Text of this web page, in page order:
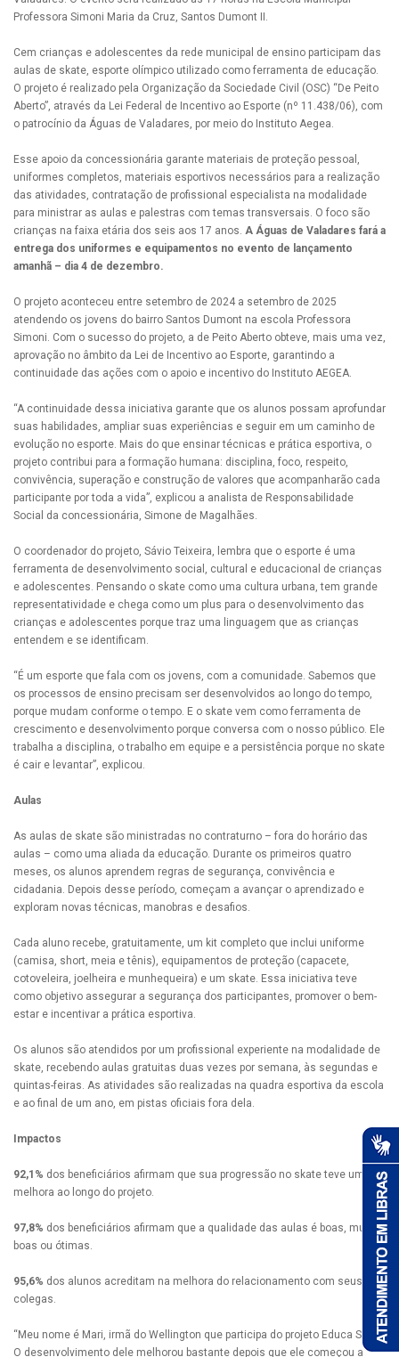
Professora Simoni Maria da Cruz, Santos Dumont II.
Cem crianças e adolescentes da rede municipal de ensino participam das
aulas de skate, esporte olímpico utilizado como ferramenta de educação.
O projeto é realizado pela Organização da Sociedade Civil (OSC) “De Peito
Aberto”, através da Lei Federal de Incentivo ao Esporte (nº 11.438/06), com
o patrocínio da Águas de Valadares, por meio do Instituto Aegea.
Esse apoio da concessionária garante materiais de proteção pessoal,
uniformes completos, materiais esportivos necessários para a realização
das atividades, contratação de profissional especialista na modalidade
para ministrar as aulas e palestras com temas transversais. O foco são
crianças na faixa etária dos seis aos 17 anos. A Águas de Valadares fará a
entrega dos uniformes e equipamentos no evento de lançamento
amanhã – dia 4 de dezembro.
O projeto aconteceu entre setembro de 2024 a setembro de 2025
atendendo os jovens do bairro Santos Dumont na escola Professora
Simoni. Com o sucesso do projeto, a de Peito Aberto obteve, mais uma vez,
aprovação no âmbito da Lei de Incentivo ao Esporte, garantindo a
continuidade das ações com o apoio e incentivo do Instituto AEGEA.
“A continuidade dessa iniciativa garante que os alunos possam aprofundar
suas habilidades, ampliar suas experiências e seguir em um caminho de
evolução no esporte. Mais do que ensinar técnicas e prática esportiva, o
projeto contribui para a formação humana: disciplina, foco, respeito,
convivência, superação e construção de valores que acompanharão cada
participante por toda a vida”, explicou a analista de Responsabilidade
Social da concessionária, Simone de Magalhães.
O coordenador do projeto, Sávio Teixeira, lembra que o esporte é uma
ferramenta de desenvolvimento social, cultural e educacional de crianças
e adolescentes. Pensando o skate como uma cultura urbana, tem grande
representatividade e chega como um plus para o desenvolvimento das
crianças e adolescentes porque traz uma linguagem que as crianças
entendem e se identificam.
“É um esporte que fala com os jovens, com a comunidade. Sabemos que
os processos de ensino precisam ser desenvolvidos ao longo do tempo,
porque mudam conforme o tempo. E o skate vem como ferramenta de
crescimento e desenvolvimento porque conversa com o nosso público. Ele
trabalha a disciplina, o trabalho em equipe e a persistência porque no skate
é cair e levantar”, explicou.
Aulas
As aulas de skate são ministradas no contraturno – fora do horário das
aulas – como uma aliada da educação. Durante os primeiros quatro
meses, os alunos aprendem regras de segurança, convivência e
cidadania. Depois desse período, começam a avançar o aprendizado e
exploram novas técnicas, manobras e desafios.
Cada aluno recebe, gratuitamente, um kit completo que inclui uniforme
(camisa, short, meia e tênis), equipamentos de proteção (capacete,
cotoveleira, joelheira e munhequeira) e um skate. Essa iniciativa teve
como objetivo assegurar a segurança dos participantes, promover o bem-
estar e incentivar a prática esportiva.
Os alunos são atendidos por um profissional experiente na modalidade de
skate, recebendo aulas gratuitas duas vezes por semana, às segundas e
quintas-feiras. As atividades são realizadas na quadra esportiva da escola
e ao final de um ano, em pistas oficiais fora dela.
Impactos
92,1% dos beneficiários afirmam que sua progressão no skate teve uma
melhora ao longo do projeto.
97,8% dos beneficiários afirmam que a qualidade das aulas é boas, muito
boas ou ótimas.
95,6% dos alunos acreditam na melhora do relacionamento com seus
colegas.
“Meu nome é Mari, irmã do Wellington que participa do projeto Educa Skate.
O desenvolvimento dele melhorou bastante depois que ele começou a